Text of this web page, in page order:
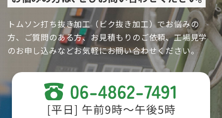
トムソン打ち抜き加工（ビク抜き加工）でお悩みの
方、ご質問のある方、お見積もりのご依頼、工場見学
のお申し込みなどお気軽にお問い合わせください。